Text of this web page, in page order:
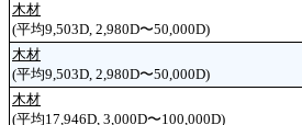
木材
(平均9,503D, 2,980D〜50,000D)
木材
(平均9,503D, 2,980D〜50,000D)
木材
(平均17,946D, 3,000D〜100,000D)